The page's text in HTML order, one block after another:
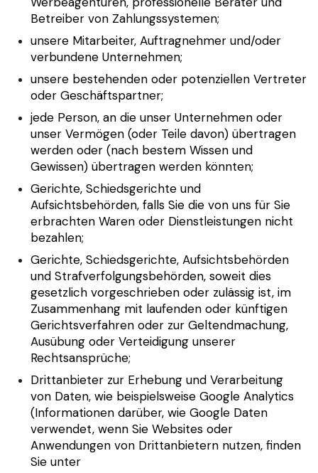
Betreiber von Zahlungssystemen;
unsere Mitarbeiter, Auftragnehmer und/oder
verbundene Unternehmen;
unsere bestehenden oder potenziellen Vertreter
oder Geschäftspartner;
jede Person, an die unser Unternehmen oder
unser Vermögen (oder Teile davon) übertragen
werden oder (nach bestem Wissen und
Gewissen) übertragen werden könnten;
Gerichte, Schiedsgerichte und
Aufsichtsbehörden, falls Sie die von uns für Sie
erbrachten Waren oder Dienstleistungen nicht
bezahlen;
Gerichte, Schiedsgerichte, Aufsichtsbehörden
und Strafverfolgungsbehörden, soweit dies
gesetzlich vorgeschrieben oder zulässig ist, im
Zusammenhang mit laufenden oder künftigen
Gerichtsverfahren oder zur Geltendmachung,
Ausübung oder Verteidigung unserer
Rechtsansprüche;
Drittanbieter zur Erhebung und Verarbeitung
von Daten, wie beispielsweise Google Analytics
(Informationen darüber, wie Google Daten
verwendet, wenn Sie Websites oder
Anwendungen von Drittanbietern nutzen, finden
Sie unter